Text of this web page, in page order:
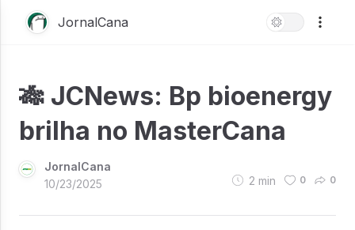
JornalCana
🎋 JCNews: Bp bioenergy
brilha no MasterCana
JornalCana
10/23/2025
2 min 0 0